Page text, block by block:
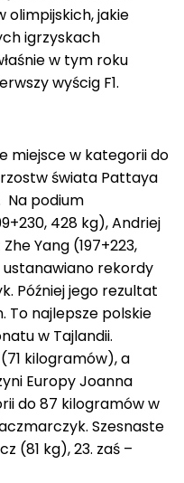
olimpijskich, jakie
igrzyskach
w tym roku
wyścig F1.
miejsce w kategorii do
świata Pattaya
Na podium
428 kg), Andriej
Yang (197+223,
rekordy
Później jego rezultat
To najlepsze polskie
w Tajlandii.
kilogramów), a
Europy Joanna
do 87 kilogramów w
Szesnaste
(81 kg), 23. zaś –